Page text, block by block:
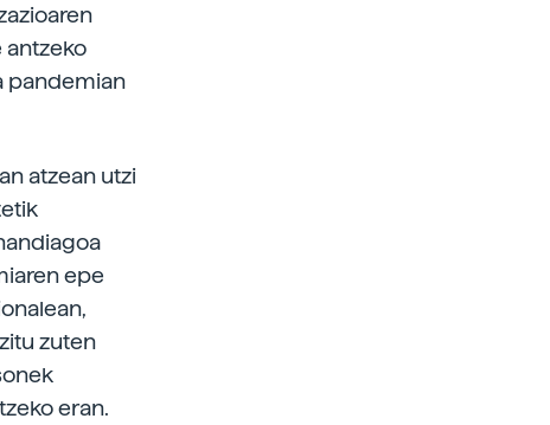
antzeko
pandemian
atzean utzi
epe
zuten
eran.